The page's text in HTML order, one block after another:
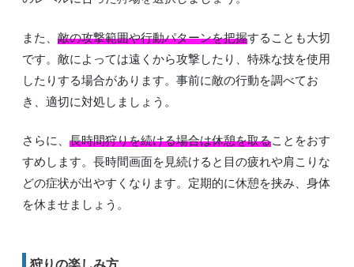
また、 敵の攻撃範囲や行動パターンを把握することも大切
です。敵によっては遠くから攻撃したり、特殊な技を使用
したりする場合があります。事前に敵の行動を調べてお
き、適切に対処しましょう。
さらに、 長時間狩りを続ける場合は休憩を取ることをおす
すめします。長時間画面を見続けると目の疲れや肩こりな
どの症状が出やすくなります。定期的に休憩を挟み、身体
を休ませましょう。